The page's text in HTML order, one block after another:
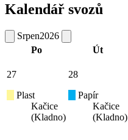
Kalendář svozů
Srpen2026
Po
Út
27
Plast
Kačice
(Kladno)
28
Papír
Kačice
(Kladno)